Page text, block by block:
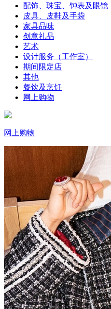
配饰、珠宝、钟表及眼镜
皮具、皮鞋及手袋
家具品味
创意礼品
艺术
设计服务（工作室）
期间限定店
其他
餐饮及烹饪
网上购物
网上购物